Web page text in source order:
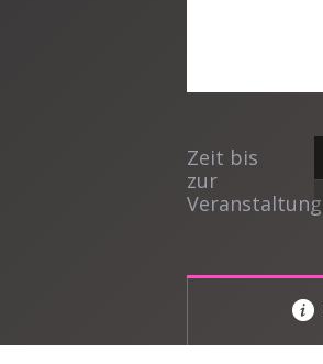
Zeit bis
zur
Veranstaltung